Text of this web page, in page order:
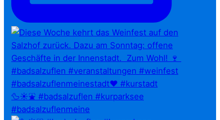
🦆☀️⛲ #badsalzuflen #kurparksee
#badsalzuflenmeine